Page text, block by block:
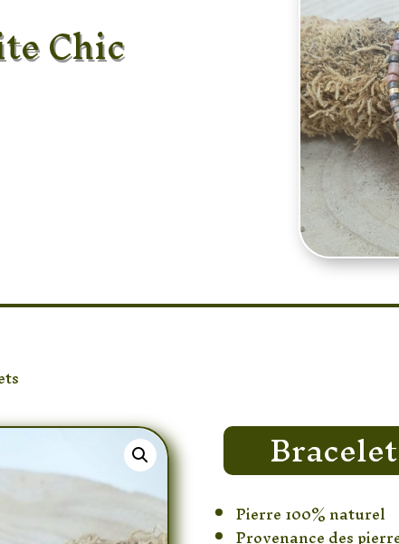
Chic
Pierre 100% naturel